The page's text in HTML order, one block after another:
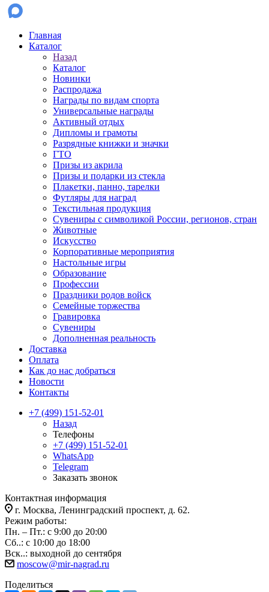
Главная
Каталог
Назад
Каталог
Новинки
Распродажа
Награды по видам спорта
Универсальные награды
Активный отдых
Дипломы и грамоты
Разрядные книжки и значки
ГТО
Призы из акрила
Призы и подарки из стекла
Плакетки, панно, тарелки
Футляры для наград
Текстильная продукция
Сувениры с символикой России, регионов, стран
Животные
Искусство
Корпоративные мероприятия
Настольные игры
Образование
Профессии
Праздники родов войск
Семейные торжества
Гравировка
Сувениры
Дополненная реальность
Доставка
Оплата
Как до нас добраться
Новости
Контакты
+7 (499) 151-52-01
Назад
Телефоны
+7 (499) 151-52-01
WhatsApp
Telegram
Заказать звонок
Контактная информация
г. Москва, Ленинградский проспект, д. 62.
Режим работы:
Пн. – Пт.: с 9:00 до 20:00
Сб..: с 10:00 до 18:00
Вск..: выходной до сентября
moscow@mir-nagrad.ru
Поделиться